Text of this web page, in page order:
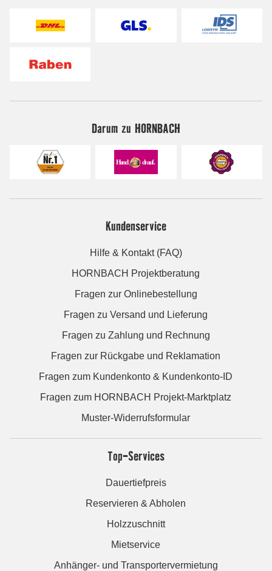
Darum zu HORNBACH
Kundenservice
Hilfe & Kontakt (FAQ)
HORNBACH Projektberatung
Fragen zur Onlinebestellung
Fragen zu Versand und Lieferung
Fragen zu Zahlung und Rechnung
Fragen zur Rückgabe und Reklamation
Fragen zum Kundenkonto & Kundenkonto-ID
Fragen zum HORNBACH Projekt-Marktplatz
Muster-Widerrufsformular
Top-Services
Dauertiefpreis
Reservieren & Abholen
Holzzuschnitt
Mietservice
Anhänger- und Transportervermietung